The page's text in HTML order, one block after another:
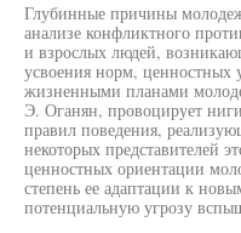
Глубинные причины
анализе конфликтного
и взрослых людей,
усвоения норм, ценностных
жизненными планами
Э. Оганян, провоцирует
правил поведения,
некоторых представителей
ценностных ориентации
степень ее адаптации к
потенциальную угрозу